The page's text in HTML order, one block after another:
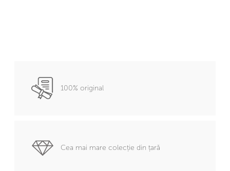
100% original
Cea mai mare colecție din țară